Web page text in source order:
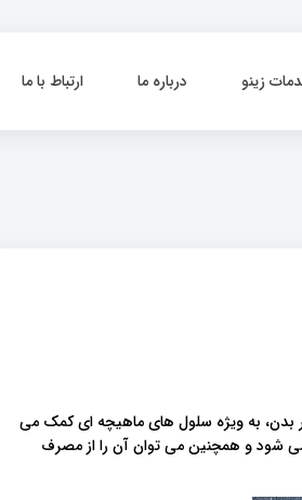
زینو درباره ما ارتباط با ما
بدن، به ویژه سلول های ماهیچه ای کمک می
شود و همچنین می توان آن را از مصرف